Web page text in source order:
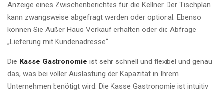
Anzeige eines Zwischenberichtes für die Kellner. Der Tischplan
kann zwangsweise abgefragt werden oder optional. Ebenso
können Sie Außer Haus Verkauf erhalten oder die Abfrage
„Lieferung mit Kundenadresse“.
Die Kasse Gastronomie ist sehr schnell und flexibel und genau
das, was bei voller Auslastung der Kapazität in Ihrem
Unternehmen benötigt wird. Die Kasse Gastronomie ist intuitiv